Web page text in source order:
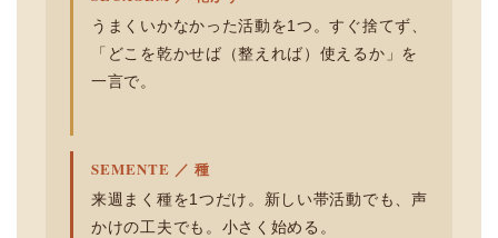
うまくいかなかった活動を1つ。すぐ捨てず、
「どこを乾かせば（整えれば）使えるか」を
一言で。
SEMENTE ／ 種
来週まく種を1つだけ。新しい帯活動でも、声
かけの工夫でも。小さく始める。